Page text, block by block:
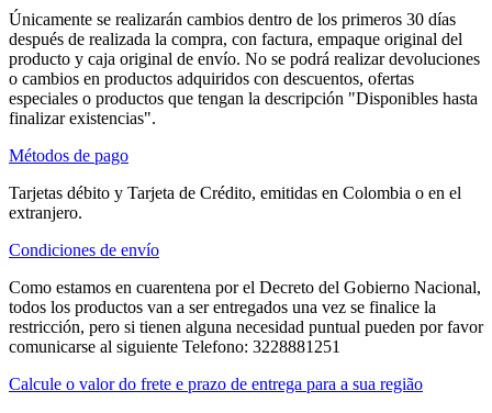
Únicamente se realizarán cambios dentro de los primeros 30 días
después de realizada la compra, con factura, empaque original del
producto y caja original de envío. No se podrá realizar devoluciones
o cambios en productos adquiridos con descuentos, ofertas
especiales o productos que tengan la descripción "Disponibles hasta
finalizar existencias".
Métodos de pago
Tarjetas débito y Tarjeta de Crédito, emitidas en Colombia o en el
extranjero.
Condiciones de envío
Como estamos en cuarentena por el Decreto del Gobierno Nacional,
todos los productos van a ser entregados una vez se finalice la
restricción, pero si tienen alguna necesidad puntual pueden por favor
comunicarse al siguiente Telefono: 3228881251
Calcule o valor do frete e prazo de entrega para a sua região